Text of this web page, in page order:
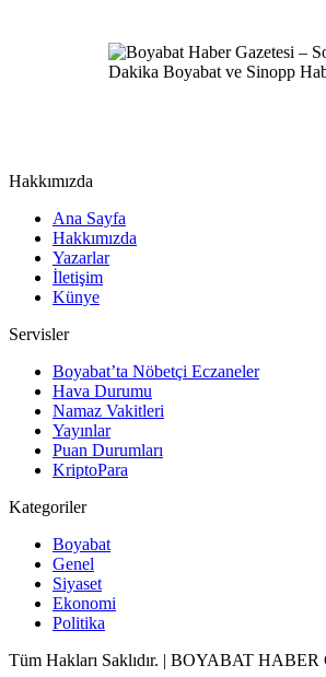
Hakkımızda
Ana Sayfa
Hakkımızda
Yazarlar
İletişim
Künye
Servisler
Boyabat’ta Nöbetçi Eczaneler
Hava Durumu
Namaz Vakitleri
Yayınlar
Puan Durumları
KriptoPara
Kategoriler
Boyabat
Genel
Siyaset
Ekonomi
Politika
Tüm Hakları Saklıdır. | BOYABAT